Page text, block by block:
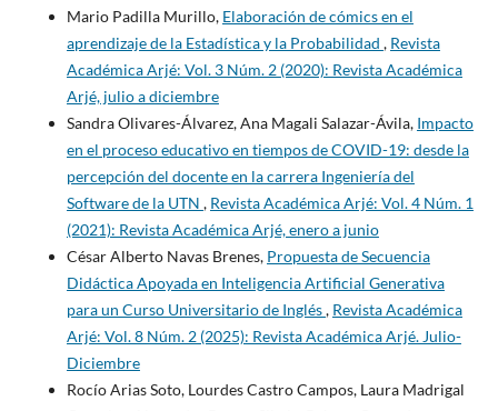
Mario Padilla Murillo, Elaboración de cómics en el
aprendizaje de la Estadística y la Probabilidad , Revista
Académica Arjé: Vol. 3 Núm. 2 (2020): Revista Académica
Arjé, julio a diciembre
Sandra Olivares-Álvarez, Ana Magali Salazar-Ávila, Impacto
en el proceso educativo en tiempos de COVID-19: desde la
percepción del docente en la carrera Ingeniería del
Software de la UTN , Revista Académica Arjé: Vol. 4 Núm. 1
(2021): Revista Académica Arjé, enero a junio
César Alberto Navas Brenes, Propuesta de Secuencia
Didáctica Apoyada en Inteligencia Artificial Generativa
para un Curso Universitario de Inglés, Revista Académica
Arjé: Vol. 8 Núm. 2 (2025): Revista Académica Arjé. Julio-
Diciembre
Rocío Arias Soto, Lourdes Castro Campos, Laura Madrigal